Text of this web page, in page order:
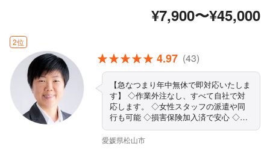
対応地域外でもご要望お聞きします！
◇駐車代は当店が負担します まずはお
¥7,900〜¥45,000
2位
4.97 (43)
【急なつまり年中無休で即対応いたしま
す】 ◇作業外注なし、すべて自社で対
応します。 ◇女性スタッフの派遣や同
行も可能 ◇損害保険加入済で安心 ◇大
手での業務経験も豊富です！ ◇作業や
仕上がりにご不満の場合は、無料で追加
愛媛県松山市